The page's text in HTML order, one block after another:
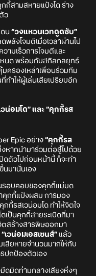
กี้สามสหายแป้งโด ร่าง
ว
น “วงแหวนเวทดูดซับ”
พลังโจมตีเมื่อเวลาผ่านไป
วามเร็วการโจมตีและ
หนด พร้อมกับสกิลกลยุทธ์
มครองเหล่าเพื่อนร่วมทีม
ำให้ผู้เล่นเสียเปรียบอีก
น่อมโด” และ “คุกกี้รส
Epic อย่าง “คุกกี้รส
งหากนำมาร่วมต่อสู้ไปด้วย
ปิดตัวไปก่อนหน้านี้ ก็จะทำ
นมานั่นเอง
รอบคอบของคุกกี้แม่มด
คุกกี้แป้งผสม การมอง
กี้รสเวน่อมโด ทำให้จิตใจ
เป็นคุกกี้สายระเบิดที่มา
ตสร้างสารพิษออกมา
“เวน่อมเอสเซนส์” แล้ว
เสียหายจำนวนมากให้กับ
รปกป้องตัวเอง
ดมิดท่ามกลางเสียงหึ่งๆ